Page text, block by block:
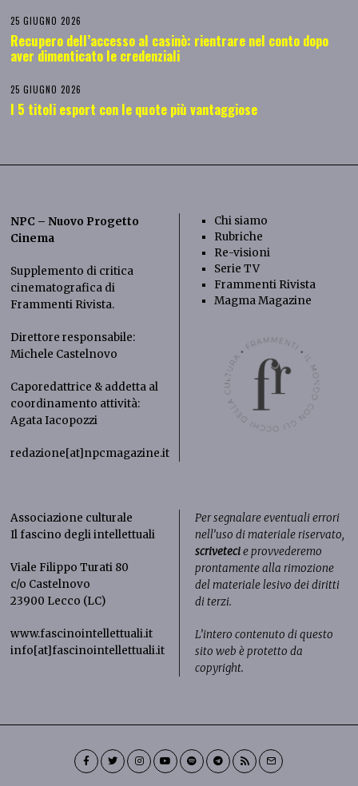
25 GIUGNO 2026
Recupero dell’accesso al casinò: rientrare nel conto dopo
aver dimenticato le credenziali
25 GIUGNO 2026
I 5 titoli esport con le quote più vantaggiose
NPC – Nuovo Progetto
Cinema
Supplemento di critica
cinematografica di
Frammenti Rivista.
Direttore responsabile:
Michele Castelnovo
Caporedattrice & addetta al
coordinamento attività:
Agata Iacopozzi
redazione[at]npcmagazine.it
Chi siamo
Rubriche
Re-visioni
Serie TV
Frammenti Rivista
Magma Magazine
Associazione culturale
Il fascino degli intellettuali
Viale Filippo Turati 80
c/o Castelnovo
23900 Lecco (LC)
www.fascinointellettuali.it
info[at]fascinointellettuali.it
Per segnalare eventuali errori
nell’uso di materiale riservato,
scrivetecie provvederemo
prontamente alla rimozione
del materiale lesivo dei diritti
di terzi.
L’intero contenuto di questo
sito web è protetto da
copyright.